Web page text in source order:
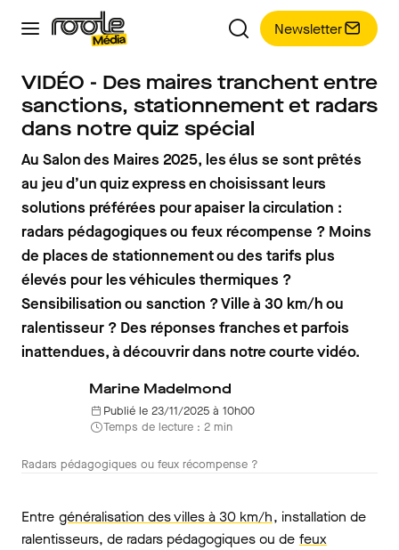
Newsletter
VIDÉO - Des maires tranchent entre
sanctions, stationnement et radars
dans notre quiz spécial
Au Salon des Maires 2025, les élus se sont prêtés
au jeu d’un quiz express en choisissant leurs
solutions préférées pour apaiser la circulation :
radars pédagogiques ou feux récompense ? Moins
de places de stationnement ou des tarifs plus
élevés pour les véhicules thermiques ?
Sensibilisation ou sanction ? Ville à 30 km/h ou
ralentisseur ? Des réponses franches et parfois
inattendues, à découvrir dans notre courte vidéo.
Marine Madelmond
Publié le 23/11/2025 à 10h00
Temps de lecture : 2 min
Radars pédagogiques ou feux récompense ?
Entre généralisation des villes à 30 km/h, installation de
ralentisseurs, de radars pédagogiques ou de feux